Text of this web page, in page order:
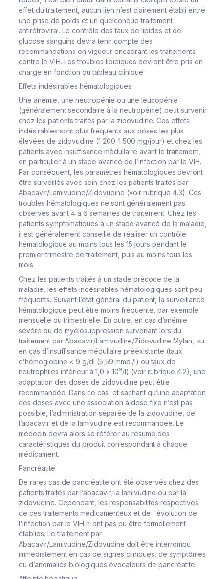
effet du traitement, aucun lien n’est clairement établi entre
une prise de poids et un quelconque traitement
antirétroviral. Le contrôle des taux de lipides et de
glucose sanguins devra tenir compte des
recommandations en vigueur encadrant les traitements
contre le VIH. Les troubles lipidiques devront être pris en
charge en fonction du tableau clinique.
Effets indésirables hématologiques
Une anémie, une neutropénie ou une leucopénie
(généralement secondaire à la neutropénie) peut survenir
chez les patients traités par la zidovudine. Ces effets
indésirables sont plus fréquents aux doses les plus
élevées de zidovudine (1 200-1 500 mg/jour) et chez les
patients avec insuffisance médullaire avant le traitement,
en particulier à un stade avancé de l’infection par le VIH.
Par conséquent, les paramètres hématologiques devront
être surveillés avec soin chez les patients traités par
Abacavir/Lamivudine/Zidovudine (voir rubrique 4.3). Ces
troubles hématologiques ne sont généralement pas
observés avant 4 à 6 semaines de traitement. Chez les
patients symptomatiques à un stade avancé de la maladie,
il est généralement conseillé de réaliser un contrôle
hématologique au moins tous les 15 jours pendant le
premier trimestre de traitement, puis au moins tous les
mois.
Chez les patients traités à un stade précoce de la
maladie, les effets indésirables hématologiques sont peu
fréquents. Suivant l’état général du patient, la surveillance
hématologique peut être moins fréquente, par exemple
mensuelle ou trimestrielle. En outre, en cas d’anémie
sévère ou de myélosuppression survenant lors du
traitement par Abacavir/Lamivudine/Zidovudine Mylan, ou
en cas d’insuffisance médullaire préexistante (taux
d’hémoglobine < 9 g/dl (5,59 mmol/l) ou taux de
neutrophiles inférieur à 1,0 x 109/l) (voir rubrique 4.2), une
adaptation des doses de zidovudine peut être
recommandée. Dans ce cas, et sachant qu’une adaptation
des doses avec une association à dose fixe n’est pas
possible, l’administration séparée de la zidovudine, de
l’abacavir et de la lamivudine est recommandée. Le
médecin devra alors se référer au résumé des
caractéristiques du produit correspondant à chaque
médicament.
Pancréatite
De rares cas de pancréatite ont été observés chez des
patients traités par l’abacavir, la lamivudine ou par la
zidovudine. Cependant, les responsabilités respectives
de ces traitements médicamenteux et de l'évolution de
l'infection par le VIH n'ont pas pu être formellement
établies. Le traitement par
Abacavir/Lamivudine/Zidovudine doit être interrompu
immédiatement en cas de signes cliniques, de symptômes
ou d’anomalies biologiques évocateurs de pancréatite.